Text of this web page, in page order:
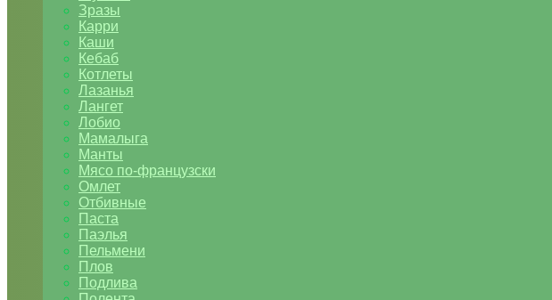
Зразы
Карри
Каши
Кебаб
Котлеты
Лазанья
Лангет
Лобио
Мамалыга
Манты
Мясо по-французски
Омлет
Отбивные
Паста
Паэлья
Пельмени
Плов
Подлива